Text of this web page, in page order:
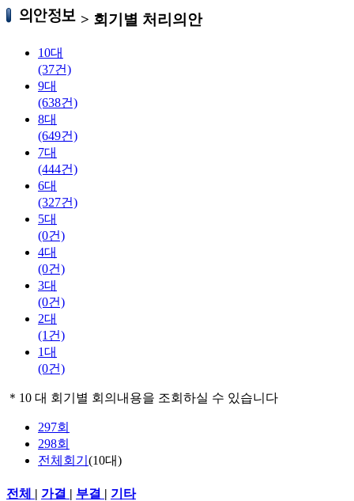
> 회기별 처리의안
10대
(37건)
9대
(638건)
8대
(649건)
7대
(444건)
6대
(327건)
5대
(0건)
4대
(0건)
3대
(0건)
2대
(1건)
1대
(0건)
＊ 10 대 회기별 회의내용을 조회하실 수 있습니다
297회
298회
전체회기 (10대)
전체 | 가결 | 부결 | 기타